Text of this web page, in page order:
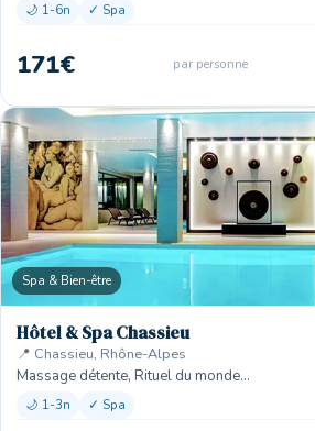
🌙 1-6n ✓ Spa
171€ par personne
Spa & Bien-être
Hôtel & Spa Chassieu
📍 Chassieu, Rhône-Alpes
Massage détente, Rituel du monde…
🌙 1-3n ✓ Spa